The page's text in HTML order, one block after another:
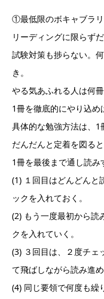
①最低限のボキャブラリ
リーディングに限らず
試験対策も捗らない。
き。
やる気あふれる人は何
1冊を徹底的にやり込め
具体的な勉強方法は、1
だんだんと定着を図る
1冊を最後まで通し読み
(1) １回目はどんどんと
ックを入れておく。
(2) もう一度最初から読
クを入れていく。
(3) ３回目は、２度チェ
て飛ばしながら読み進め
(4) 同じ要領で何度も繰